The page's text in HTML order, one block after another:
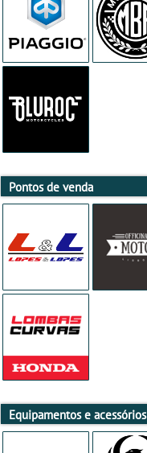
Pontos de venda
Equipamentos e acessórios